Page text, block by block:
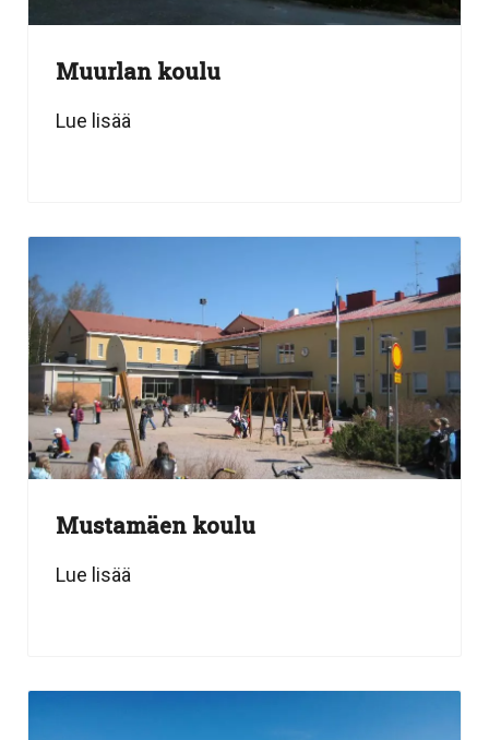
Muurlan koulu
Lue lisää
Mustamäen koulu
Lue lisää